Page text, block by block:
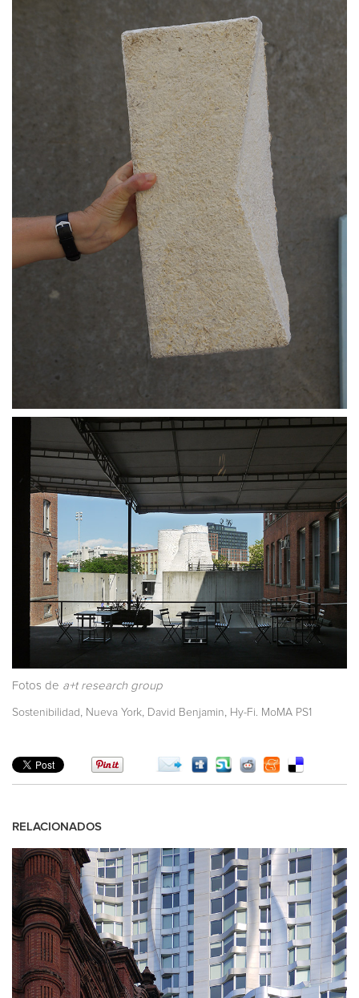
Fotos de a+t research group
Sostenibilidad Nueva York David Benjamin Hy-Fi. MoMA PS1
RELACIONADOS